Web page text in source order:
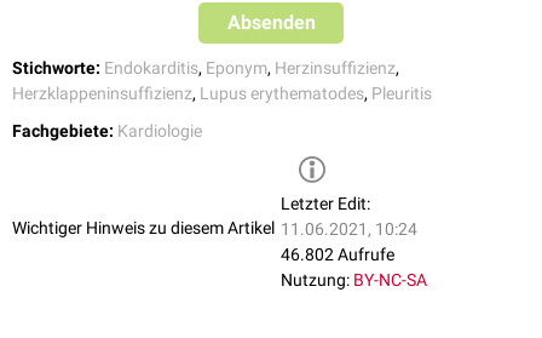
Absenden
Stichworte: Endokarditis, Eponym, Herzinsuffizienz,
Herzklappeninsuffizienz, Lupus erythematodes, Pleuritis
Fachgebiete: Kardiologie
Wichtiger Hinweis zu diesem Artikel
Letzter Edit:
11.06.2021, 10:24
46.802 Aufrufe
Nutzung: BY-NC-SA